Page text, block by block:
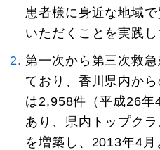
患者様に身近な地域
いただくことを実践し
第一次から第三次救
ており、香川県内か
は2,958件（平成26
あり、県内トップク
を増築し、2013年4月